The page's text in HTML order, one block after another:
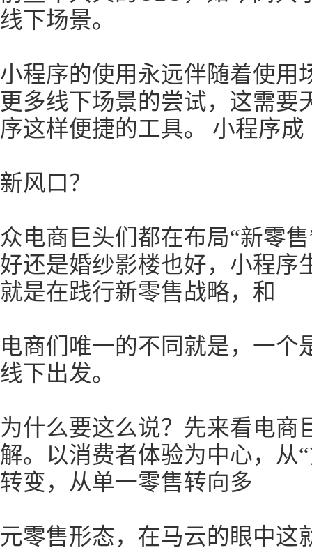
线下场景。
小程序的使用永远伴随着使用
更多线下场景的尝试，这需要
序这样便捷的工具。 小程序成
新风口？
众电商巨头们都在布局“新零
好还是婚纱影楼也好，小程序
就是在践行新零售战略，和
电商们唯一的不同就是，一个
线下出发。
为什么要这么说？先来看电商
解。以消费者体验为中心，从
转变，从单一零售转向多
元零售形态，在马云的眼中这